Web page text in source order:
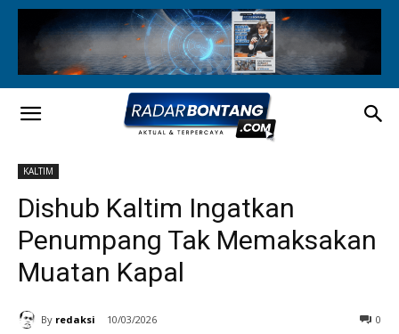
KALTIM
Dishub Kaltim Ingatkan
Penumpang Tak Memaksakan
Muatan Kapal
By redaksi 10/03/2026 0